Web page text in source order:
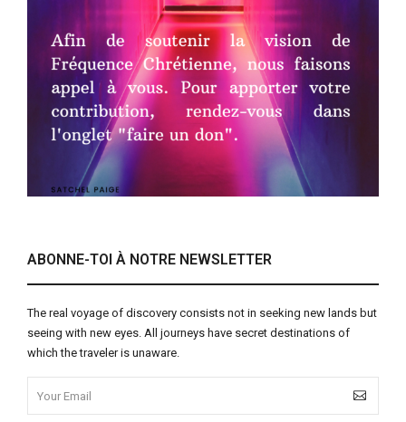
ABONNE-TOI À NOTRE NEWSLETTER
The real voyage of discovery consists not in seeking new lands but
seeing with new eyes. All journeys have secret destinations of
which the traveler is unaware.